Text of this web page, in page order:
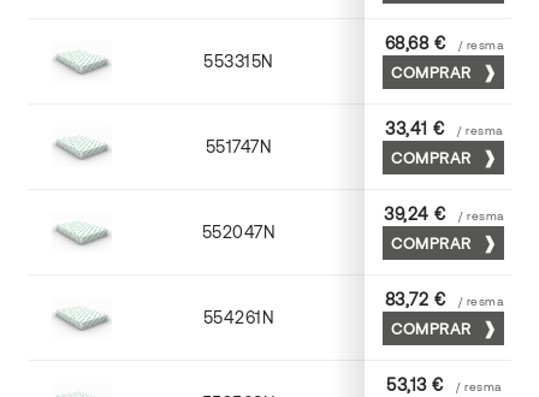
553315N 72 x 102
68,68 € / resma
COMPRAR
551747N 45 x 64
33,41 € / resma
COMPRAR
552047N 45 x 64
39,24 € / resma
COMPRAR
554261N 63 x 88
83,72 € / resma
COMPRAR
53,13 € / resma